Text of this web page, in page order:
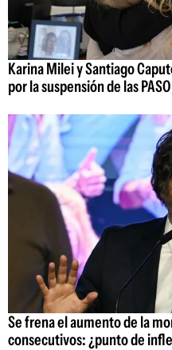
Karina Milei y Santiago
por la suspensión de las PASO
Se frena el aumento de la
consecutivos: ¿punto de